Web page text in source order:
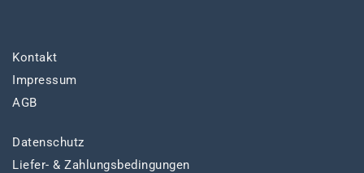
Kontakt
Impressum
AGB
Datenschutz
Liefer- & Zahlungsbedingungen